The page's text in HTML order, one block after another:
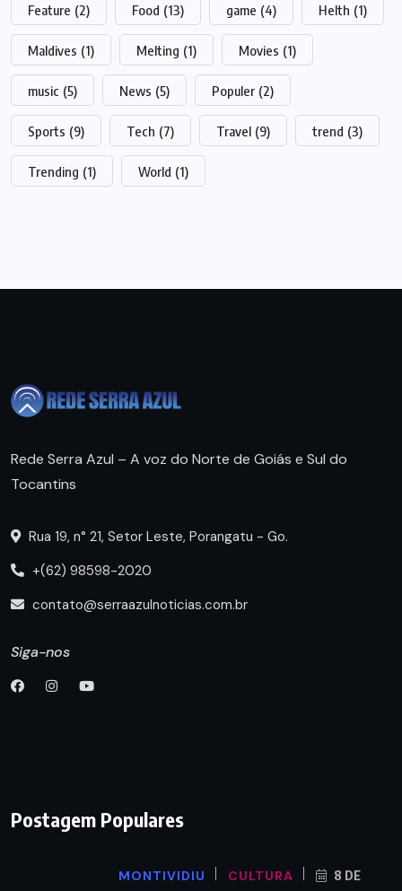
Feature (2) Food (13) game (4) Helth (1)
Maldives (1) Melting (1) Movies (1)
music (5) News (5) Populer (2)
Sports (9) Tech (7) Travel (9) trend (3)
Trending (1) World (1)
Rede Serra Azul – A voz do Norte de Goiás e Sul do
Tocantins
Rua 19, n° 21, Setor Leste, Porangatu - Go.
+(62) 98598-2020
contato@serraazulnoticias.com.br
Siga-nos
Postagem Populares
MONTIVIDIU
CULTURA
8 DE